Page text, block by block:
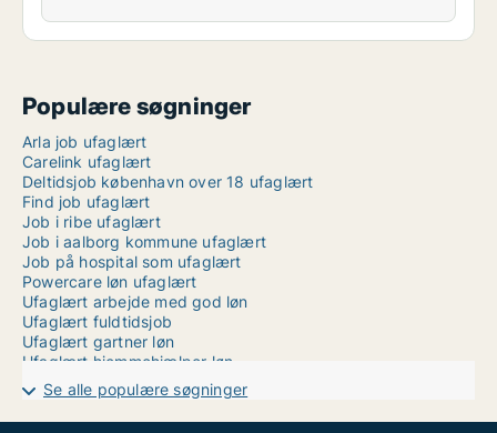
Populære søgninger
Arla job ufaglært
Carelink ufaglært
Deltidsjob københavn over 18 ufaglært
Find job ufaglært
Job i ribe ufaglært
Job i aalborg kommune ufaglært
Job på hospital som ufaglært
Powercare løn ufaglært
Ufaglært arbejde med god løn
Ufaglært fuldtidsjob
Ufaglært gartner løn
Ufaglært hjemmehjælper løn
Ufaglært job brønderslev
Ufaglært job frederiksberg
Ufaglært job helsingør
Se alle populære søgninger